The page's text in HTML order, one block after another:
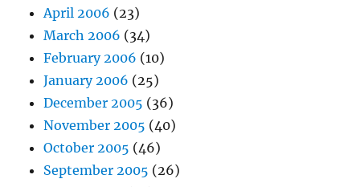
April 2006 (23)
March 2006 (34)
February 2006 (10)
January 2006 (25)
December 2005 (36)
November 2005 (40)
October 2005 (46)
September 2005 (26)